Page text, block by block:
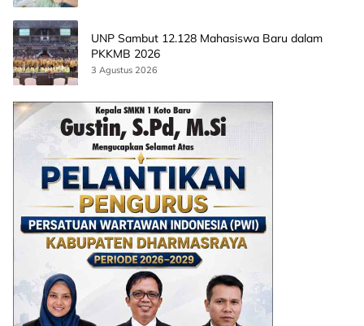
UNP Sambut 12.128 Mahasiswa Baru dalam
PKKMB 2026
3 Agustus 2026